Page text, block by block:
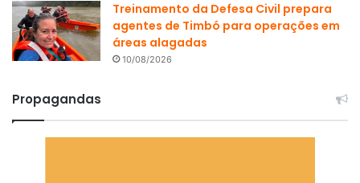
Treinamento da Defesa Civil prepara
agentes de Timbó para operações em
áreas alagadas
10/08/2026
Propagandas